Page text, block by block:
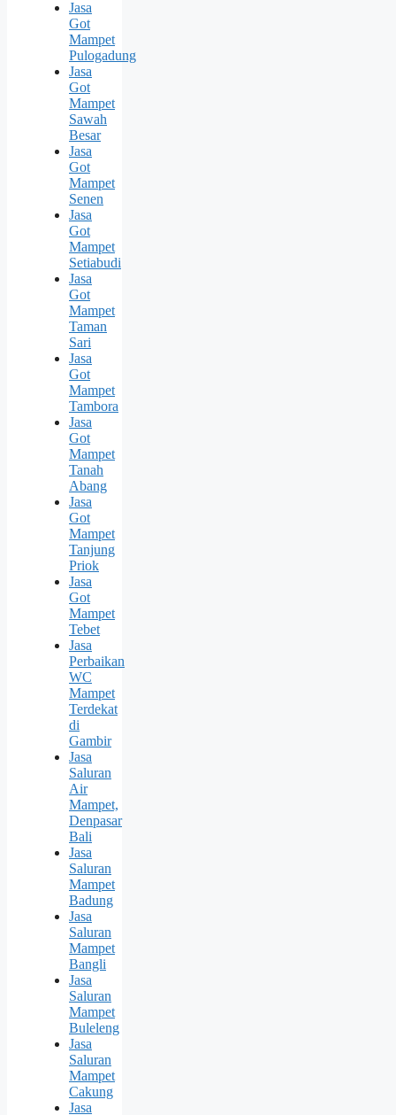
Jasa
Got
Mampet
Pulogadung
Jasa
Got
Mampet
Sawah
Besar
Jasa
Got
Mampet
Senen
Jasa
Got
Mampet
Setiabudi
Jasa
Got
Mampet
Taman
Sari
Jasa
Got
Mampet
Tambora
Jasa
Got
Mampet
Tanah
Abang
Jasa
Got
Mampet
Tanjung
Priok
Jasa
Got
Mampet
Tebet
Jasa
Perbaikan
WC
Mampet
Terdekat
di
Gambir
Jasa
Saluran
Air
Mampet,
Denpasar
Bali
Jasa
Saluran
Mampet
Badung
Jasa
Saluran
Mampet
Bangli
Jasa
Saluran
Mampet
Buleleng
Jasa
Saluran
Mampet
Cakung
Jasa